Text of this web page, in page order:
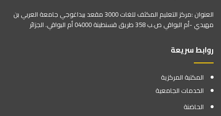
العنوان :مركز التعليم المكثف للغات 3000 مقعد بيداغوجي جامعة العربي بن
مهيدي -أم البواقي ص.ب 358 طريق قسنطينة 04000 أم البواقي. الجزائر
روابط سريعة
المكتبة المركزية
الخدمات الجامعية
الحاضنة